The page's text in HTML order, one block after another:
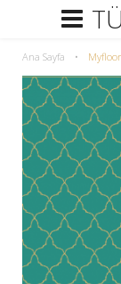
Ana Sayfa •